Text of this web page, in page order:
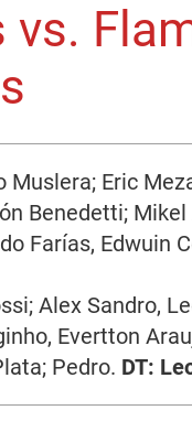
vs.
Muslera; Eric
Benedetti;
Farías, Edwuin
Alex Sandro,
Evertton
Pedro. DT: